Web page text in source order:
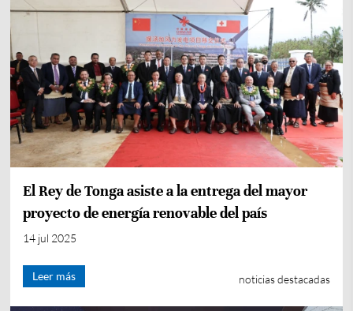
El Rey de Tonga asiste a la entrega del mayor
proyecto de energía renovable del país
14 jul 2025
Leer más noticias destacadas